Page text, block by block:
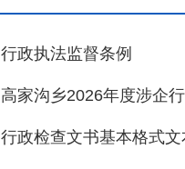
行政执法监督条例
高家沟乡2026年度涉企
行政检查文书基本格式